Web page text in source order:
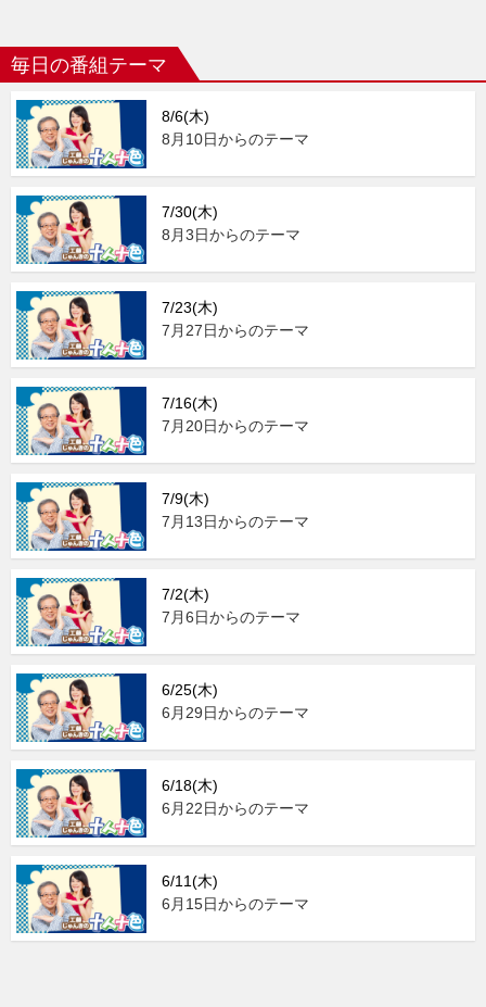
毎日の番組テーマ
8/6(木)
8月10日からのテーマ
7/30(木)
8月3日からのテーマ
7/23(木)
7月27日からのテーマ
7/16(木)
7月20日からのテーマ
7/9(木)
7月13日からのテーマ
7/2(木)
7月6日からのテーマ
6/25(木)
6月29日からのテーマ
6/18(木)
6月22日からのテーマ
6/11(木)
6月15日からのテーマ